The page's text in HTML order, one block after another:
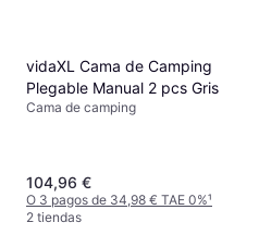
vidaXL Cama de Camping
Plegable Manual 2 pcs Gris
Cama de camping
104,96 €
O 3 pagos de 34,98 € TAE 0%¹
2 tiendas